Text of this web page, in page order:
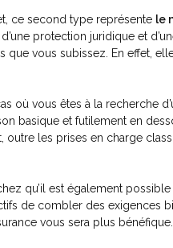
ce second type représente le
protection juridique et
que vous subissez. En effet,
où vous êtes à la recherche
basique et futilement en
outre les prises en charge
qu’il est également
de combler des exigences
vous sera plus